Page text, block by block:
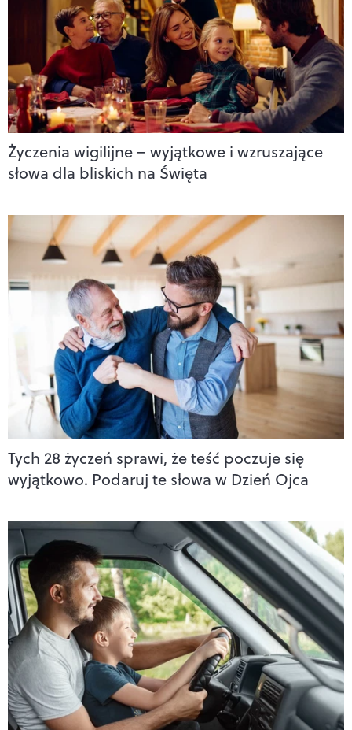
Życzenia wigilijne – wyjątkowe i wzruszające
słowa dla bliskich na Święta
Tych 28 życzeń sprawi, że teść poczuje się
wyjątkowo. Podaruj te słowa w Dzień Ojca